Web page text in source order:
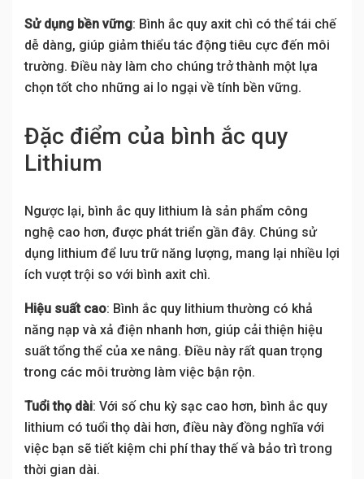
Sử dụng bền vững: Bình ắc quy axit chì có thể tái chế
dễ dàng, giúp giảm thiểu tác động tiêu cực đến môi
trường. Điều này làm cho chúng trở thành một lựa
chọn tốt cho những ai lo ngại về tính bền vững.
Đặc điểm của bình ắc quy
Lithium
Ngược lại, bình ắc quy lithium là sản phẩm công
nghệ cao hơn, được phát triển gần đây. Chúng sử
dụng lithium để lưu trữ năng lượng, mang lại nhiều lợi
ích vượt trội so với bình axit chì.
Hiệu suất cao: Bình ắc quy lithium thường có khả
năng nạp và xả điện nhanh hơn, giúp cải thiện hiệu
suất tổng thể của xe nâng. Điều này rất quan trọng
trong các môi trường làm việc bận rộn.
Tuổi thọ dài: Với số chu kỳ sạc cao hơn, bình ắc quy
lithium có tuổi thọ dài hơn, điều này đồng nghĩa với
việc bạn sẽ tiết kiệm chi phí thay thế và bảo trì trong
thời gian dài.